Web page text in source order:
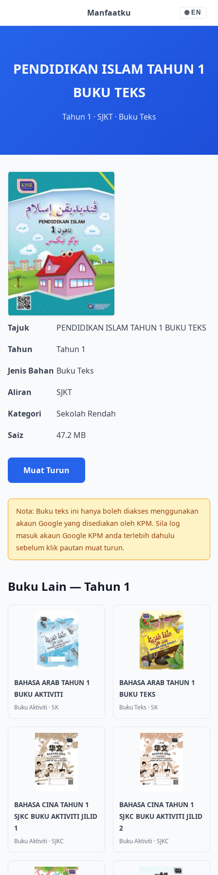
Manfaatku 🌐 EN
PENDIDIKAN ISLAM TAHUN 1
BUKU TEKS
Tahun 1 · SJKT· Buku Teks
Tajuk
PENDIDIKAN ISLAM TAHUN 1 BUKU TEKS
Tahun
Tahun 1
Jenis Bahan Buku Teks
Aliran
SJKT
Kategori
Sekolah Rendah
Saiz
47.2 MB
Muat Turun
Nota: Buku teks ini hanya boleh diakses menggunakan
akaun Google yang disediakan oleh KPM. Sila log
masuk akaun Google KPM anda terlebih dahulu
sebelum klik pautan muat turun.
Buku Lain — Tahun 1
BAHASA ARAB TAHUN 1
BUKU AKTIVITI
Buku Aktiviti ·SK
BAHASA ARAB TAHUN 1
BUKU TEKS
Buku Teks ·SK
BAHASA CINA TAHUN 1
SJKC BUKU AKTIVITI JILID
1
Buku Aktiviti ·SJKC
BAHASA CINA TAHUN 1
SJKC BUKU AKTIVITI JILID
2
Buku Aktiviti ·SJKC